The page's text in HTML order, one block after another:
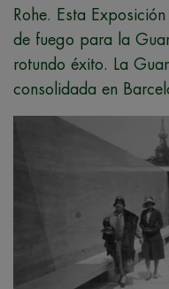
Rohe. Esta
de fuego para la
rotundo éxito. La
consolidada en